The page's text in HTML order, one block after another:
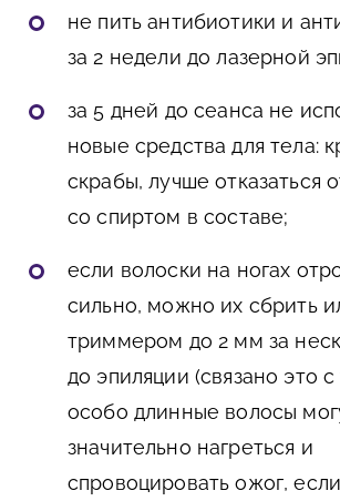
не пить антибиотики и
за 2 недели до лазерной
за 5 дней до сеанса не
новые средства для тела:
скрабы, лучше отказаться
со спиртом в составе;
если волоски на ногах
сильно, можно их сбрить
триммером до 2 мм за
до эпиляции (связано это с
особо длинные волосы
значительно нагреться и
спровоцировать ожог,